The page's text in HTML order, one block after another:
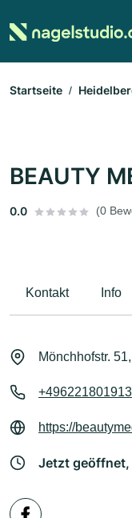
Startseite
BEAUTY
0.0 (0
Kontakt Info
Mönchhofstr.
+496221801913
https://
Jetzt geöffnet,